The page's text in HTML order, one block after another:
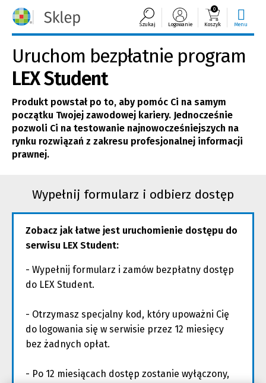
Szukaj Logowanie
0
Koszyk Menu
Uruchom bezpłatnie program
LEX Student
Produkt powstał po to, aby pomóc Ci na samym
początku Twojej zawodowej kariery. Jednocześnie
pozwoli Ci na testowanie najnowocześniejszych na
rynku rozwiązań z zakresu profesjonalnej informacji
prawnej.
Wypełnij formularz i odbierz dostęp
Zobacz jak łatwe jest uruchomienie dostępu do
serwisu LEX Student:
- Wypełnij formularz i zamów bezpłatny dostęp
do LEX Student.
- Otrzymasz specjalny kod, który upoważni Cię
do logowania się w serwisie przez 12 miesięcy
bez żadnych opłat.
- Po 12 miesiącach dostęp zostanie wyłączony,